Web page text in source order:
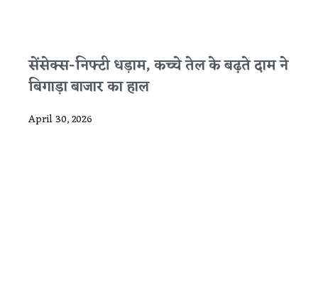
सेंसेक्स-निफ्टी धड़ाम, कच्चे तेल के बढ़ते दाम ने
बिगाड़ा बाजार का हाल
April 30, 2026